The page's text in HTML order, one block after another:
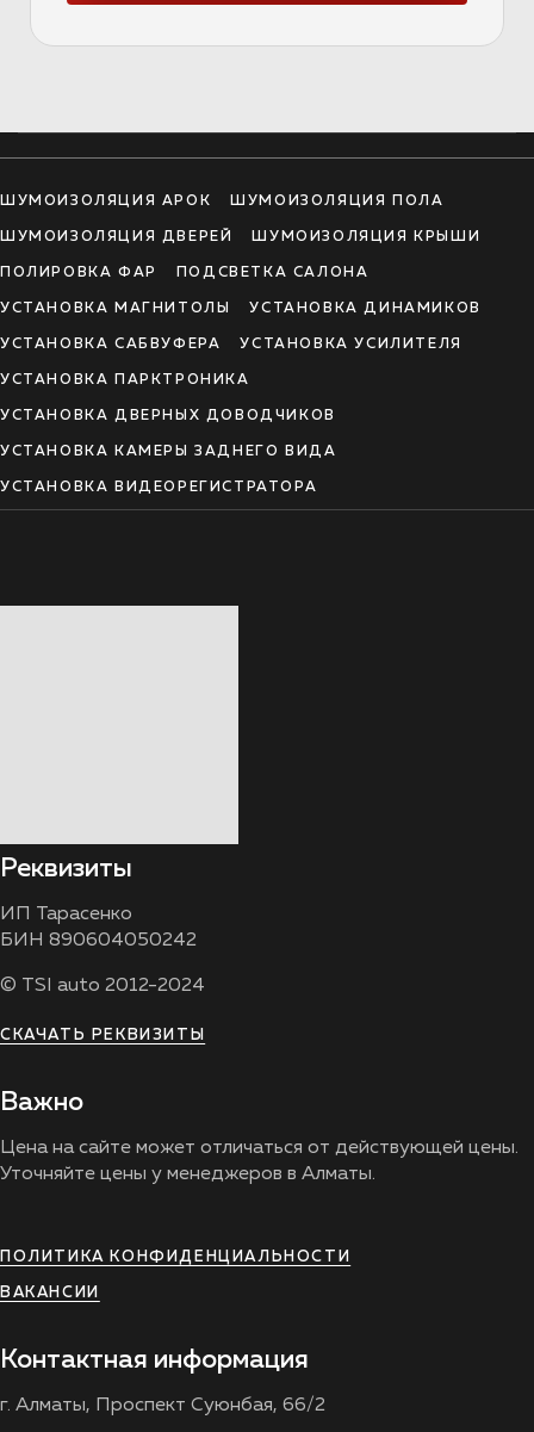
ШУМОИЗОЛЯЦИЯ АРОК ШУМОИЗОЛЯЦИЯ ПОЛА
ШУМОИЗОЛЯЦИЯ ДВЕРЕЙ ШУМОИЗОЛЯЦИЯ КРЫШИ
ПОЛИРОВКА ФАР ПОДСВЕТКА САЛОНА
УСТАНОВКА МАГНИТОЛЫ УСТАНОВКА ДИНАМИКОВ
УСТАНОВКА САБВУФЕРА УСТАНОВКА УСИЛИТЕЛЯ
УСТАНОВКА ПАРКТРОНИКА
УСТАНОВКА ДВЕРНЫХ ДОВОДЧИКОВ
УСТАНОВКА КАМЕРЫ ЗАДНЕГО ВИДА
УСТАНОВКА ВИДЕОРЕГИСТРАТОРА
Реквизиты
ИП Тарасенко
БИН 890604050242
© TSI auto 2012-2024
СКАЧАТЬ РЕКВИЗИТЫ
Важно
Цена на сайте может отличаться от действующей цены.
Уточняйте цены у менеджеров в Алматы.
ПОЛИТИКА КОНФИДЕНЦИАЛЬНОСТИ
ВАКАНСИИ
Контактная информация
г. Алматы, Проспект Суюнбая, 66/2